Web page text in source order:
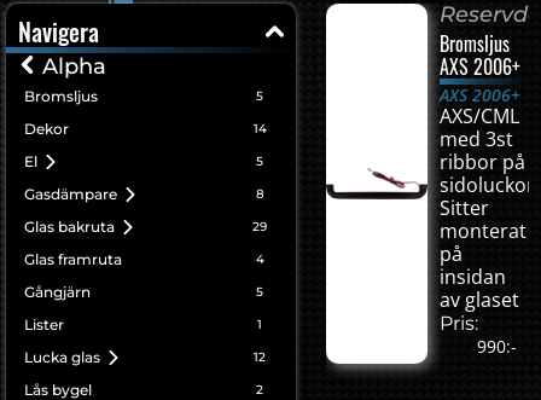
Navigera
Alpha
Bromsljus 5
Dekor 14
El 5
Gasdämpare 8
Glas bakruta 29
Glas framruta 4
Gångjärn 5
Lister 1
Lucka glas 12
Lås bygel 2
Bromsljus
AXS 2006+
AXS 2006+
AXS/CML
med 3st
ribbor på
Sitter
monterat
på
insidan
av glaset
Pris:
990:-